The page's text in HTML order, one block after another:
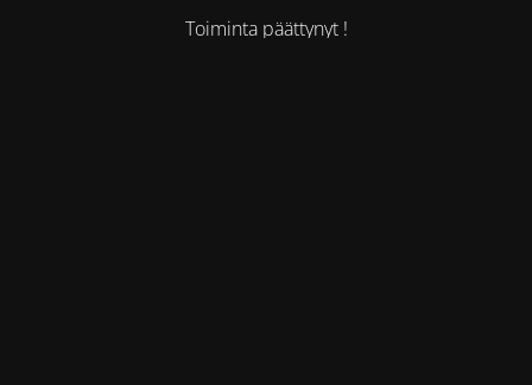
Toiminta päättynyt !